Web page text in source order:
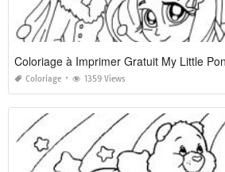
Coloriage à Imprimer Gratuit My Little
Coloriage 1359 Views